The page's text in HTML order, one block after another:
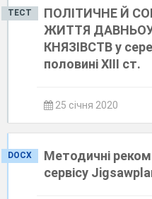
ТЕСТ
ПОЛІТИЧНЕ Й
ЖИТТЯ
КНЯЗІВСТВ у
половині XIII ст.
25 січня 2020
DOCX
Методичні
сервісу